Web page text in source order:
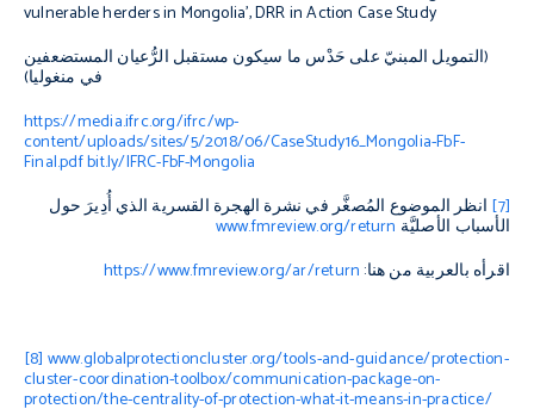
vulnerable herders in Mongolia’, DRR in Action Case Study
(التمويل المبنيّ على حَدْس ما سيكون مستقبل الرُّعيان المستضعفين
في منغوليا)
https://media.ifrc.org/ifrc/wp-
content/uploads/sites/5/2018/06/CaseStudy16_Mongolia-FbF-
Final.pdfbit.ly/IFRC-FbF-Mongolia
[7]
انظر الموضوع المُصغَّر في نشرة الهجرة القسرية الذي أُدِيرَ حول
الأسباب الأصليَّة www.fmreview.org/return
اقرأه بالعربية من هنا: https://www.fmreview.org/ar/return
[8] www.globalprotectioncluster.org/tools-and-guidance/protection-
cluster-coordination-toolbox/communication-package-on-
protection/the-centrality-of-protection-what-it-means-in-practice/